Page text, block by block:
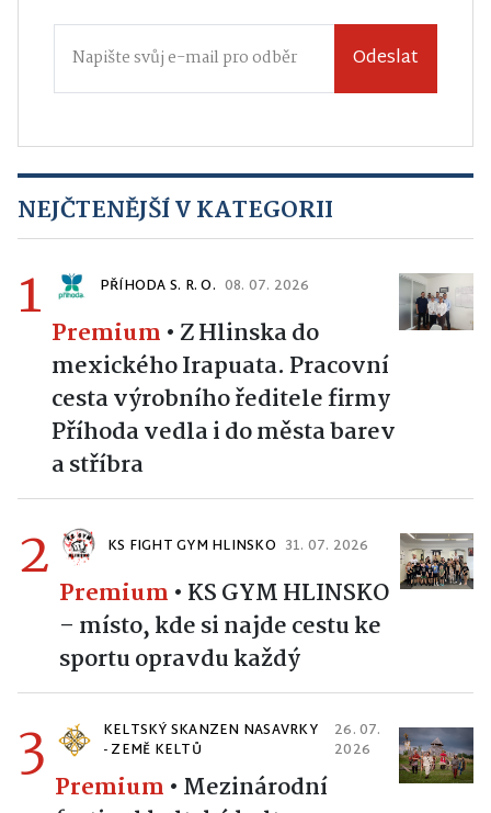
Odeslat
NEJČTENĚJŠÍ V KATEGORII
1 PŘÍHODA S. R. O. 08. 07. 2026
Premium • Z Hlinska do
mexického Irapuata. Pracovní
cesta výrobního ředitele firmy
Příhoda vedla i do města barev
a stříbra
2 KS FIGHT GYM HLINSKO 31. 07. 2026
Premium • KS GYM HLINSKO
– místo, kde si najde cestu ke
sportu opravdu každý
3
KELTSKÝ SKANZEN NASAVRKY
- ZEMĚ KELTŮ
26. 07.
2026
Premium • Mezinárodní